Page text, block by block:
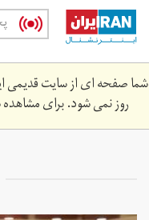
Skip
main
content
شما صفحه ای از سایت قدیمی
روز نمی شود. برای